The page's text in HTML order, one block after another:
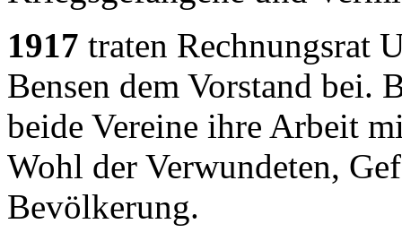
1917 traten Rechnungsrat
Bensen dem Vorstand bei.
beide Vereine ihre Arbeit
Wohl der Verwundeten,
Bevölkerung.